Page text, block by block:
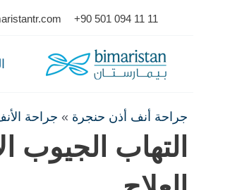
+90 501 094 11 11
جراحة أنف أذن حنجرة » جراحة
التهاب الجيوب